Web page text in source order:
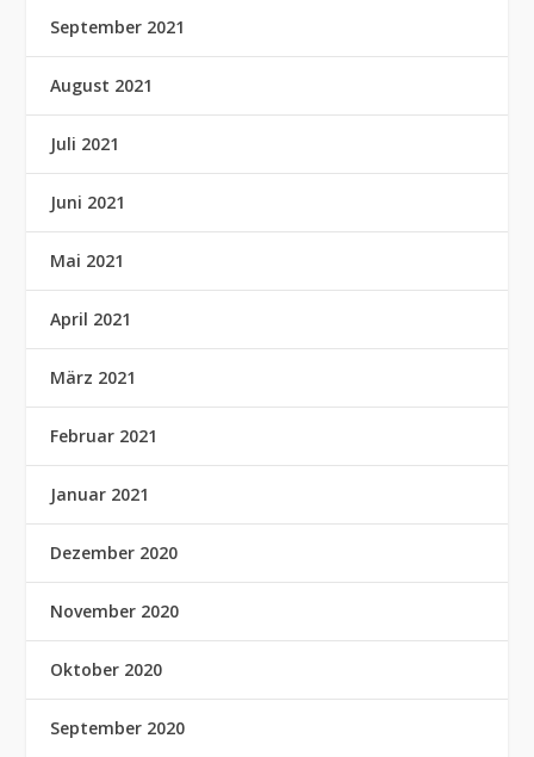
September 2021
August 2021
Juli 2021
Juni 2021
Mai 2021
April 2021
März 2021
Februar 2021
Januar 2021
Dezember 2020
November 2020
Oktober 2020
September 2020